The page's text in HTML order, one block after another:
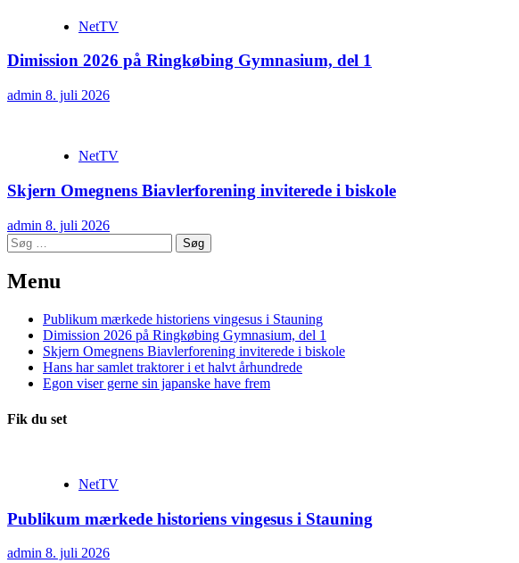
NetTV
Dimission 2026 på Ringkøbing Gymnasium, del 1
admin 8. juli 2026
NetTV
Skjern Omegnens Biavlerforening inviterede i biskole
admin 8. juli 2026
Søg
efter:
Menu
Publikum mærkede historiens vingesus i Stauning
Dimission 2026 på Ringkøbing Gymnasium, del 1
Skjern Omegnens Biavlerforening inviterede i biskole
Hans har samlet traktorer i et halvt århundrede
Egon viser gerne sin japanske have frem
Fik du set
NetTV
Publikum mærkede historiens vingesus i Stauning
admin 8. juli 2026